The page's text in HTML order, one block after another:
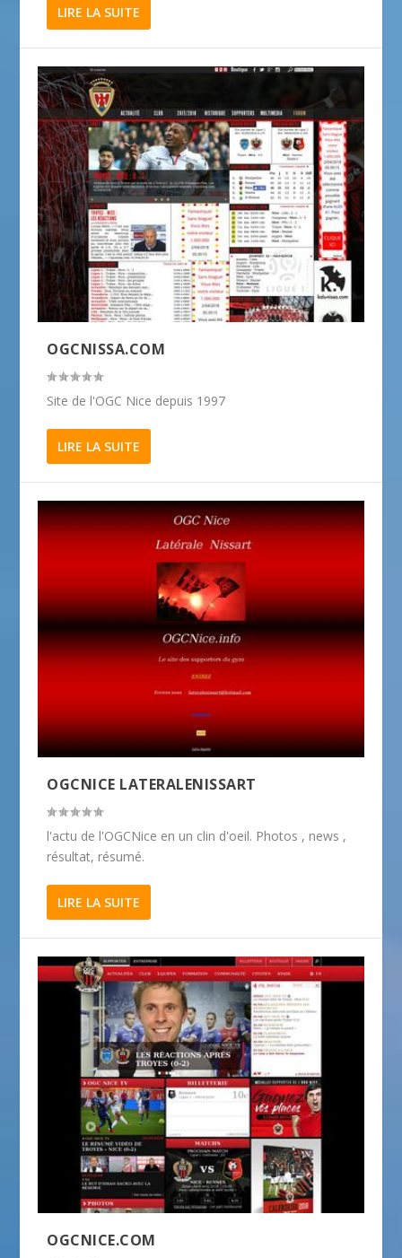
LIRE LA SUITE
OGCNISSA.COM
Site de l'OGC Nice depuis 1997
LIRE LA SUITE
OGCNICE LATERALENISSART
l'actu de l'OGCNice en un clin d'oeil. Photos , news ,
résultat, résumé.
LIRE LA SUITE
OGCNICE.COM